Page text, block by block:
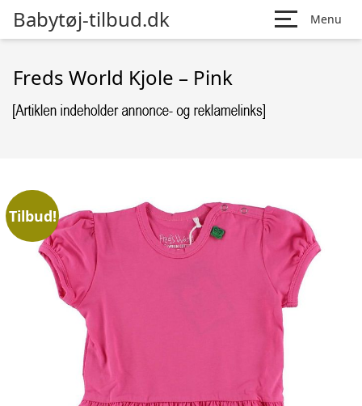
Babytøj-tilbud.dk Menu
Freds World Kjole – Pink
Tilbud!